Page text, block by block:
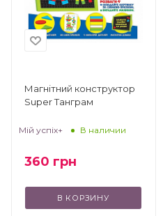
Магнітний конструктор
Super Танграм
Мій успіх+ В наличии
360 грн
В КОРЗИНУ